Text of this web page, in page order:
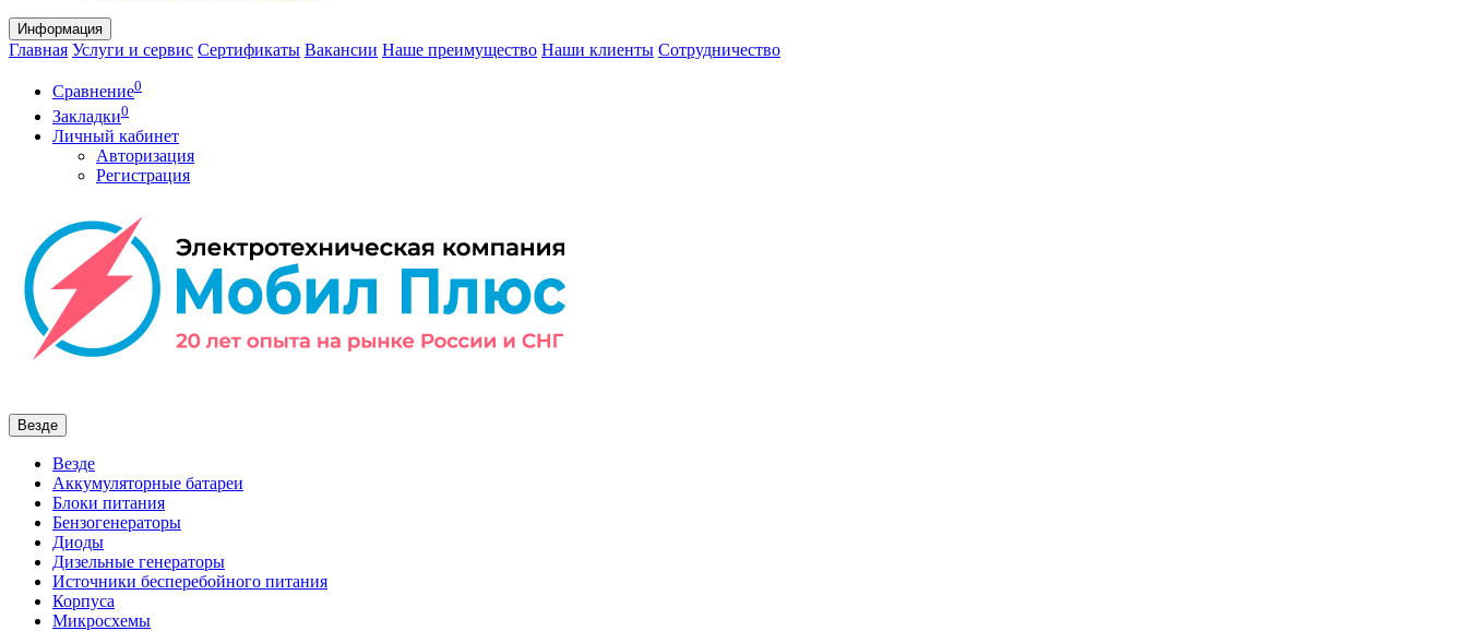
Информация
Главная Услуги и сервис Сертификаты Вакансии Наше преимущество Наши клиенты Сотрудничество
Сравнение0
Закладки0
Личный кабинет
Авторизация
Регистрация
Везде
Везде
Аккумуляторные батареи
Блоки питания
Бензогенераторы
Диоды
Дизельные генераторы
Источники бесперебойного питания
Корпуса
Микросхемы